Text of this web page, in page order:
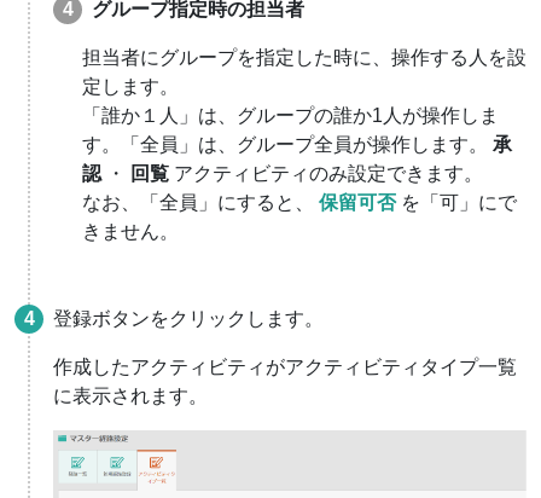
グループ指定時の担当者
担当者にグループを指定した時に、操作する人を設
定します。
「誰か１人」は、グループの誰か1人が操作しま
す。「全員」は、グループ全員が操作します。 承
認 ・ 回覧 アクティビティのみ設定できます。
なお、「全員」にすると、 保留可否を「可」にで
きません。
登録ボタンをクリックします。
作成したアクティビティがアクティビティタイプ一覧
に表示されます。